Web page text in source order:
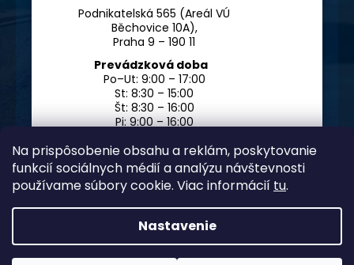
Na prispôsobenie obsahu a reklám, poskytovanie
funkcií sociálnych médií a analýzu návštevnosti
používame súbory cookie. Viac informácií tu.
Nastavenie
Podnikatelská 565 (Areál VÚ
Běchovice 10A),
Praha 9 – 190 11
Prevádzková doba
Po–Ut: 9:00 – 17:00
St: 8:30 – 15:00
Št: 8:30 – 16:00
Pi: 9:00 – 16:00